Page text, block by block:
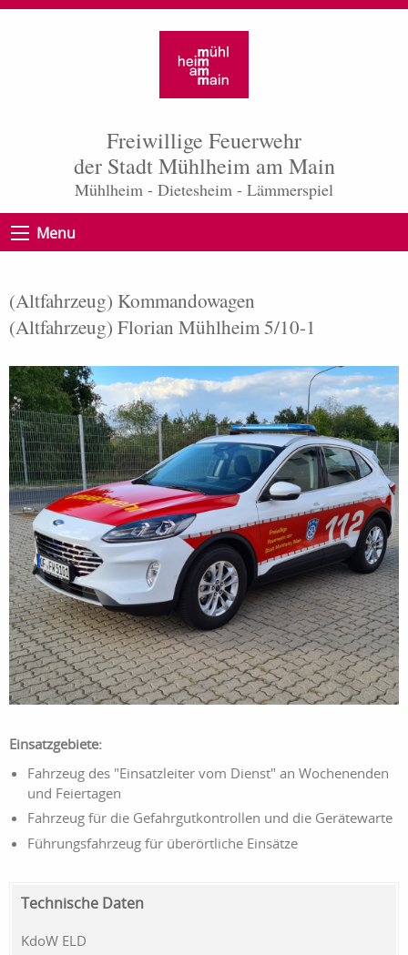
Freiwillige Feuerwehr
der Stadt Mühlheim am Main
Mühlheim - Dietesheim - Lämmerspiel
Menu
(Altfahrzeug) Kommandowagen
(Altfahrzeug) Florian Mühlheim 5/10-1
Einsatzgebiete:
Fahrzeug des "Einsatzleiter vom Dienst" an Wochenenden
und Feiertagen
Fahrzeug für die Gefahrgutkontrollen und die Gerätewarte
Führungsfahrzeug für überörtliche Einsätze
Technische Daten
KdoW ELD